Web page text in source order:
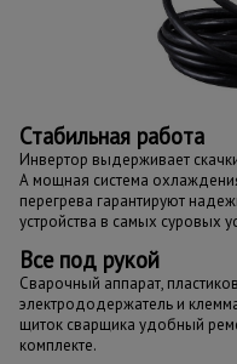
Стабильная работа
Инвертор выдерживает
А мощная система
перегрева гарантируют
устройства в самых суровых
Все под рукой
Cварочный аппарат,
электрододержатель и
щиток сварщика удобный
комплекте.